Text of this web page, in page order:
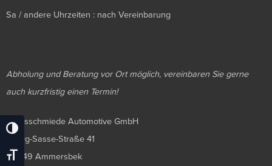
Umschalten Auf Hohe Kontraste
Schrift Vergrößern
Sa / andere Uhrzeiten : nach Vereinbarung
Abholung und Beratung vor Ort möglich, vereinbaren Sie gerne
auch kurzfristig einen Termin!
Luxusschmiede Automotive GmbH
Georg-Sasse-Straße 41
22949 Ammersbek